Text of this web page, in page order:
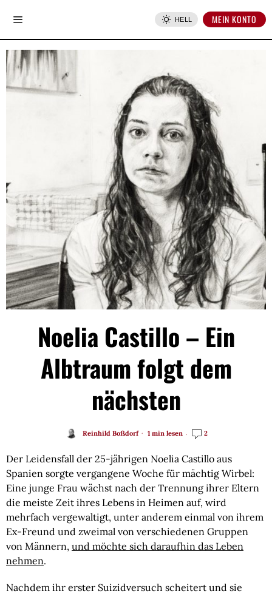
HELL MEIN KONTO
Noelia Castillo – Ein
Albtraum folgt dem
nächsten
Reinhild Boßdorf 1 min lesen 2
Der Leidensfall der 25-jährigen Noelia Castillo aus
Spanien sorgte vergangene Woche für mächtig Wirbel:
Eine junge Frau wächst nach der Trennung ihrer Eltern
die meiste Zeit ihres Lebens in Heimen auf, wird
mehrfach vergewaltigt, unter anderem einmal von ihrem
Ex-Freund und zweimal von verschiedenen Gruppen
von Männern, und möchte sich daraufhin das Leben
nehmen.
Nachdem ihr erster Suizidversuch scheitert und sie